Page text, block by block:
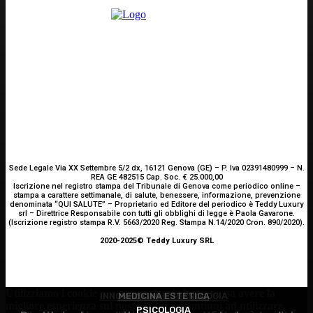
INNOVAZIONE E TECNOLOGIA
MEDICINA ESTETICA
PSICOLOGIA
Sede Legale Via XX Settembre 5/2 dx, 16121 Genova (GE) – P. Iva 02391480999 – N.
REA GE 482515 Cap. Soc. € 25.000,00
Iscrizione nel registro stampa del Tribunale di Genova come periodico online –
stampa a carattere settimanale, di salute, benessere, informazione, prevenzione
denominata “QUI SALUTE” – Proprietario ed Editore del periodico è Teddy Luxury
srl – Direttrice Responsabile con tutti gli obblighi di legge è Paola Gavarone.
(Iscrizione registro stampa R.V. 5663/2020 Reg. Stampa N.14/2020 Cron. 890/2020).
2020-2025© Teddy Luxury SRL
Utilizziamo i cookie per essere sicuri che tu possa avere la
migliore esperienza sul nostro sito. Se continui ad utilizzare